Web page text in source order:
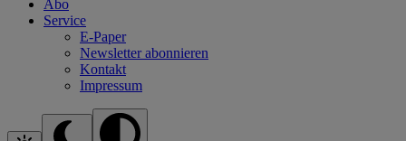
Abo
Service
E-Paper
Newsletter abonnieren
Kontakt
Impressum